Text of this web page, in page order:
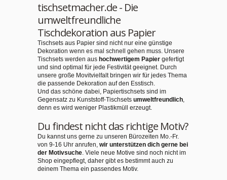
tischsetmacher.de - Die
umweltfreundliche
Tischdekoration aus Papier
Tischsets aus Papier sind nicht nur eine günstige
Dekoration wenn es mal schnell gehen muss. Unsere
Tischsets werden aus hochwertigem Papier gefertigt
und sind optimal für jede Festivität geeignet. Durch
unsere große Movitvielfalt bringen wir für jedes Thema
die passende Dekoration auf den Esstisch.
Und das schöne dabei, Papiertischsets sind im
Gegensatz zu Kunststoff-Tischsets umweltfreundlich,
denn es wird weniger Plastikmüll erzeugt.
Du findest nicht das richtige Motiv?
Du kannst uns gerne zu unseren Bürozeiten Mo.-Fr.
von 9-16 Uhr anrufen, wir unterstützen dich gerne bei
der Motivsuche. Viele neue Motive sind noch nicht im
Shop eingepflegt, daher gibt es bestimmt auch zu
deinem Thema ein passendes Motiv.